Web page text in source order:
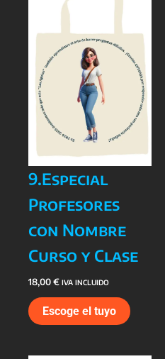
9.Especial
Profesores
con Nombre
Curso y Clase
18,00€ IVA INCLUIDO
Escoge el tuyo